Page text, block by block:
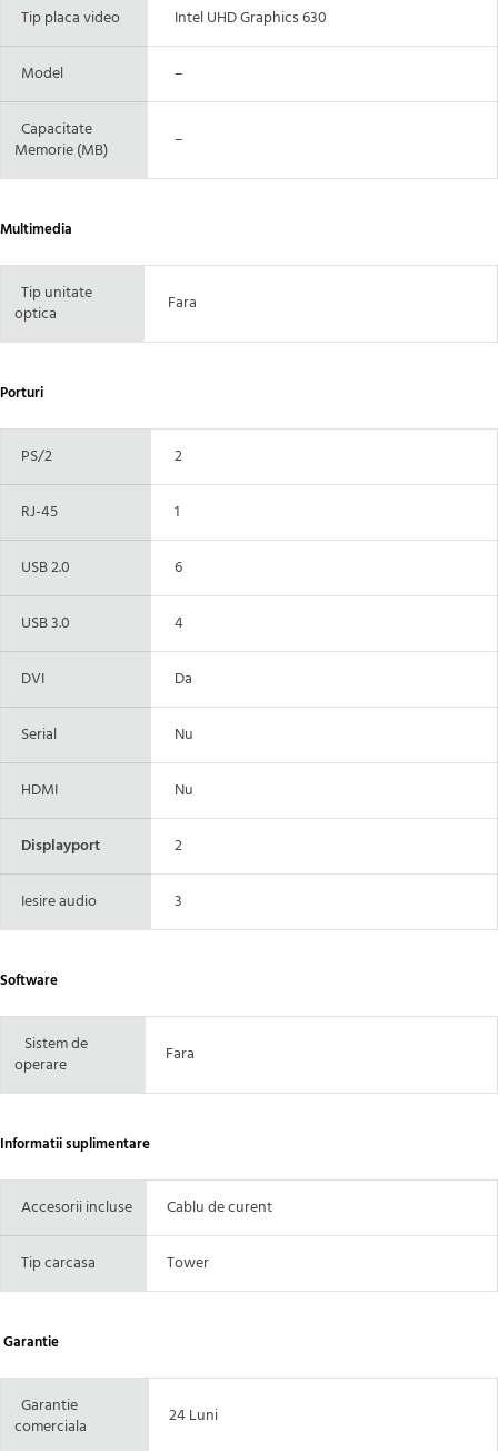
Tip placa video Intel UHD Graphics 630
Model –
Capacitate
Memorie (MB)
–
Multimedia
Tip unitate
optica
Fara
Porturi
PS/2 2
RJ-45 1
USB 2.0 6
USB 3.0 4
DVI Da
Serial Nu
HDMI Nu
Displayport 2
Iesire audio 3
Software
Sistem de
operare
Fara
Informatii suplimentare
Accesorii incluse Cablu de curent
Tip carcasa Tower
Garantie
Garantie
comerciala
24 Luni